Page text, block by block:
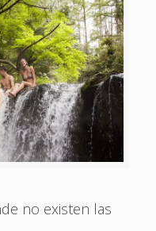
no existen las